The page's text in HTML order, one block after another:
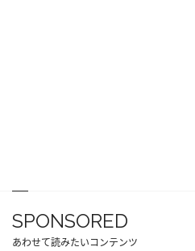
SPONSORED
あわせて読みたいコンテンツ